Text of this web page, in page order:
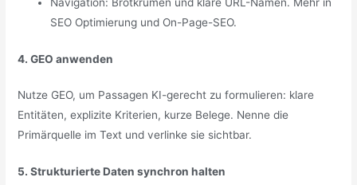
SEO Optimierung und On-Page-SEO.
4. GEO anwenden
Nutze GEO, um Passagen KI-gerecht zu formulieren: klare
Entitäten, explizite Kriterien, kurze Belege. Nenne die
Primärquelle im Text und verlinke sie sichtbar.
5. Strukturierte Daten synchron halten